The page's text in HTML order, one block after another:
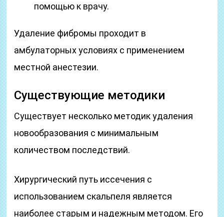
помощью к врачу.
Удаление фибромы проходит в
амбулаторных условиях с применением
местной анестезии.
Существующие методики
Существует несколько методик удаления
новообразования с минимальным
количеством последствий.
Хирургический путь иссечения с
использованием скальпеля является
наиболее старым и надежным методом. Его